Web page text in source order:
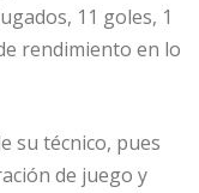
11 goles, 1
rendimiento en lo
su técnico, pues
de juego y